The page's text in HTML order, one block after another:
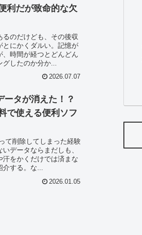
利だが致命的な欠
のだけども、その後収
とにかくダルい。記憶が
時間が経つとどんどん
したのか分か...
2026.07.07
ータが消えた！？
で使える便利ソフ
て削除してしまった経験
データならまだしも、
をかくだけでは済まな
介する。な...
2026.01.05